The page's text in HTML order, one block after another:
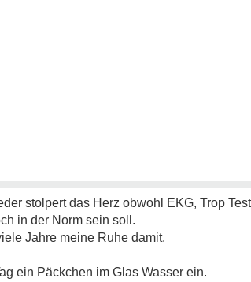
stolpert das Herz obwohl EKG, Trop
in der Norm sein soll.
Jahre meine Ruhe damit.
ein Päckchen im Glas Wasser ein.